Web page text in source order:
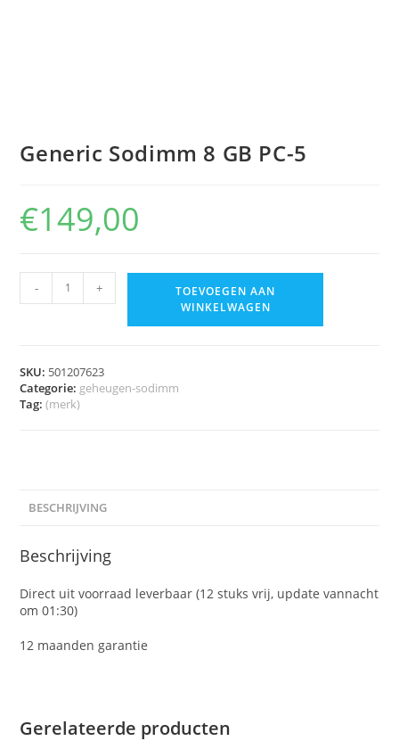
Generic Sodimm 8 GB PC-5
€149,00
- +
TOEVOEGEN AAN
WINKELWAGEN
SKU: 501207623
Categorie: geheugen-sodimm
Tag:(merk)
BESCHRIJVING
Beschrijving
Direct uit voorraad leverbaar (12 stuks vrij, update vannacht
om 01:30)
12 maanden garantie
Gerelateerde producten